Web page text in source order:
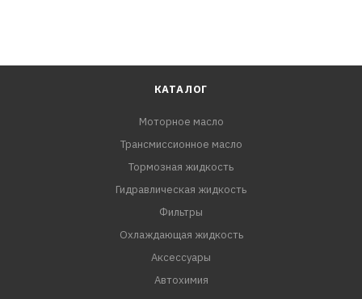
КАТАЛОГ
Моторное масло
Трансмиссионное масло
Тормозная жидкость
Гидравлическая жидкость
Фильтры
Охлаждающая жидкость
Аксессуары
Автохимия